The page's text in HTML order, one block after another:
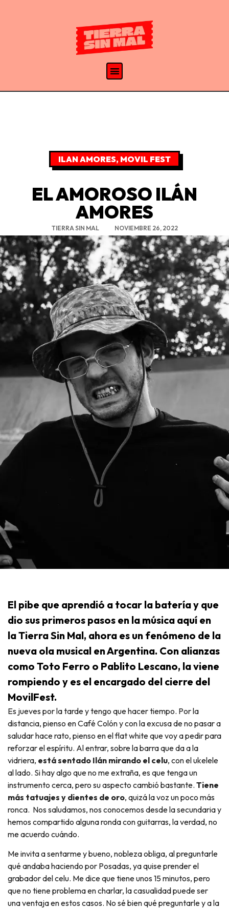
ILAN AMORES, MOVIL FEST
EL AMOROSO ILÁN
AMORES
TIERRA SIN MAL NOVIEMBRE 26, 2022
El pibe que aprendió a tocar la batería y que
dio sus primeros pasos en la música aquí en
la Tierra Sin Mal, ahora es un fenómeno de la
nueva ola musical en Argentina. Con alianzas
como Toto Ferro o Pablito Lescano, la viene
rompiendo y es el encargado del cierre del
MovilFest.
Es jueves por la tarde y tengo que hacer tiempo. Por la
distancia, pienso en Café Colón y con la excusa de no pasar a
saludar hace rato, pienso en el flat white que voy a pedir para
reforzar el espíritu. Al entrar, sobre la barra que da a la
vidriera, está sentado Ilán mirando el celu, con el ukelele
al lado. Si hay algo que no me extraña, es que tenga un
instrumento cerca, pero su aspecto cambió bastante. Tiene
más tatuajes y dientes de oro, quizá la voz un poco más
ronca. Nos saludamos, nos conocemos desde la secundaria y
hemos compartido alguna ronda con guitarras, la verdad, no
me acuerdo cuándo.
Me invita a sentarme y bueno, nobleza obliga, al preguntarle
qué andaba haciendo por Posadas, ya quise prender el
grabador del celu. Me dice que tiene unos 15 minutos, pero
que no tiene problema en charlar, la casualidad puede ser
una ventaja en estos casos. No sé bien qué preguntarle y a la